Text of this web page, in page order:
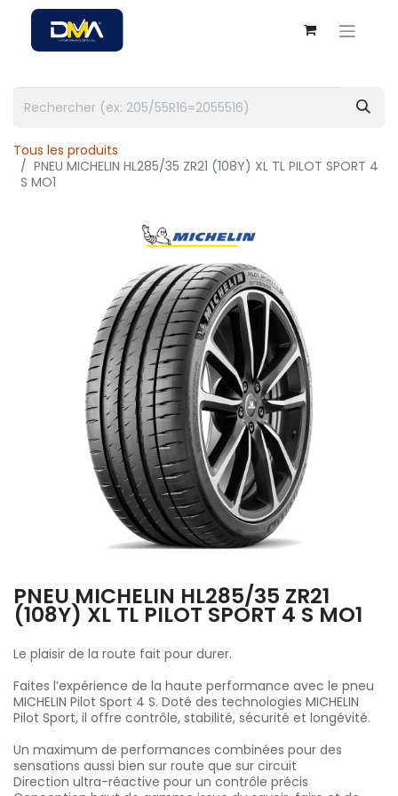
Tous les produits
PNEU MICHELIN HL285/35 ZR21 (108Y) XL TL PILOT SPORT 4
S MO1
PNEU MICHELIN HL285/35 ZR21
(108Y) XL TL PILOT SPORT 4 S MO1
Le plaisir de la route fait pour durer.
Faites l’expérience de la haute performance avec le pneu
MICHELIN Pilot Sport 4 S. Doté des technologies MICHELIN
Pilot Sport, il offre contrôle, stabilité, sécurité et longévité.
Un maximum de performances combinées pour des
sensations aussi bien sur route que sur circuit
Direction ultra-réactive pour un contrôle précis